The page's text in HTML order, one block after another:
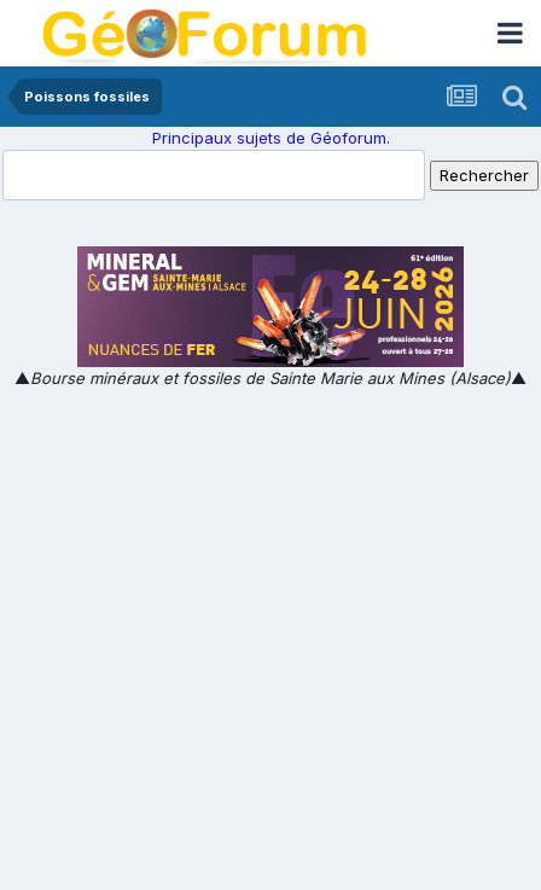
Poissons fossiles
Principaux sujets de Géoforum.
▲Bourse minéraux et fossiles de Sainte Marie aux Mines (Alsace)▲